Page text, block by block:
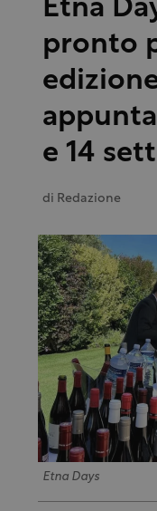
Etna
pronto
e 14
di Redazione
Etna Days